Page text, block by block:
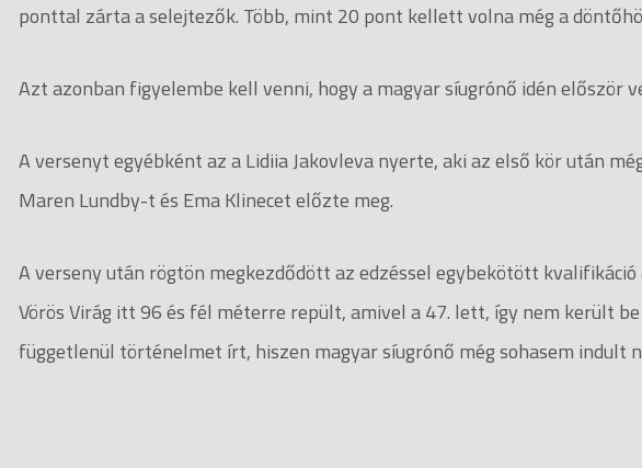
ponttal zárta a selejtezők. Több, mint 20 pont kellett volna még a
Azt azonban figyelembe kell venni, hogy a magyar síugrónő idén először
A versenyt egyébként az a Lidiia Jakovleva nyerte, aki az első kör után
Maren Lundby-t és Ema Klinecet előzte meg.
A verseny után rögtön megkezdődött az edzéssel egybekötött kvalifikáció
Vörös Virág itt 96 és fél méterre repült, amivel a 47. lett, így nem került
függetlenül történelmet írt, hiszen magyar síugrónő még sohasem indult